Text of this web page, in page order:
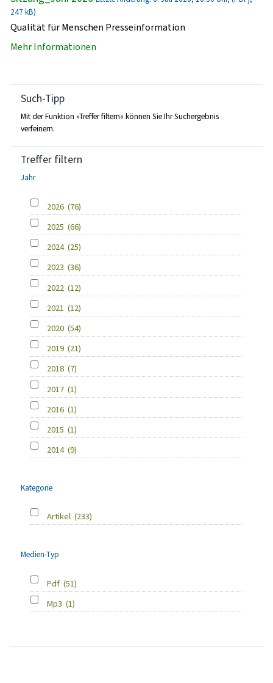
247 kB)
Qualität für Menschen Presseinformation
Mehr Informationen
Such-Tipp
Mit der Funktion »Treffer filtern« können Sie Ihr Suchergebnis
verfeinern.
Treffer filtern
Jahr
2026 (76)
2025 (66)
2024 (25)
2023 (36)
2022 (12)
2021 (12)
2020 (54)
2019 (21)
2018 (7)
2017 (1)
2016 (1)
2015 (1)
2014 (9)
Kategorie
Artikel (233)
Medien-Typ
Pdf (51)
Mp3 (1)